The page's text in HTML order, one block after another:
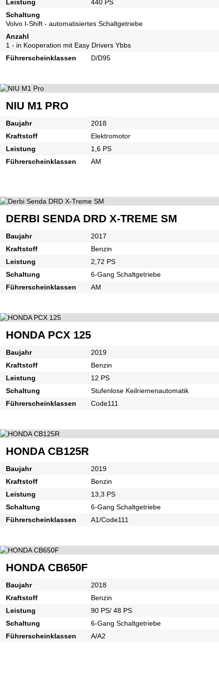
Leistung
440 PS
Schaltung
Volvo I-Shift - automatisiertes Schaltgetriebe
Anzahl
1 - in Kooperation mit Easy Drivers Ybbs
Führerscheinklassen
D/D95
NIU M1 PRO
Baujahr
2018
Kraftstoff
Elektromotor
Leistung
1,6 PS
Führerscheinklassen
AM
DERBI SENDA DRD X-TREME SM
Baujahr
2017
Kraftstoff
Benzin
Leistung
2,72 PS
Schaltung
6-Gang Schaltgetriebe
Führerscheinklassen
AM
HONDA PCX 125
Baujahr
2019
Kraftstoff
Benzin
Leistung
12 PS
Schaltung
Stufenlose Keilriemenautomatik
Führerscheinklassen
Code111
HONDA CB125R
Baujahr
2019
Kraftstoff
Benzin
Leistung
13,3 PS
Schaltung
6-Gang Schaltgetriebe
Führerscheinklassen
A1/Code111
HONDA CB650F
Baujahr
2018
Kraftstoff
Benzin
Leistung
90 PS/ 48 PS
Schaltung
6-Gang Schaltgetriebe
Führerscheinklassen
A/A2